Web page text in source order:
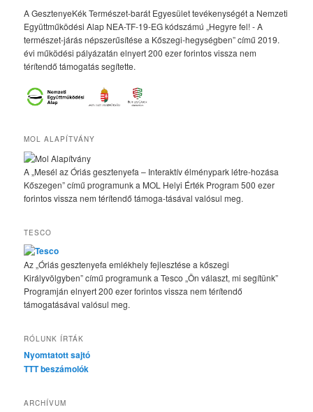
A GesztenyeKék Természet-barát Egyesület tevékenységét a Nemzeti
Együttműködési Alap NEA-TF-19-EG kódszámú „Hegyre fel! - A
természet-járás népszerűsítése a Kőszegi-hegységben” című 2019.
évi működési pályázatán elnyert 200 ezer forintos vissza nem
térítendő támogatás segítette.
MOL ALAPÍTVÁNY
A „Mesél az Óriás gesztenyefa – Interaktív élménypark létre-hozása
Kőszegen” című programunk a MOL Helyi Érték Program 500 ezer
forintos vissza nem térítendő támoga-tásával valósul meg.
TESCO
Az „Óriás gesztenyefa emlékhely fejlesztése a kőszegi
Királyvölgyben” című programunk a Tesco „Ön választ, mi segítünk”
Programján elnyert 200 ezer forintos vissza nem térítendő
támogatásával valósul meg.
RÓLUNK ÍRTÁK
Nyomtatott sajtó
TTT beszámolók
ARCHÍVUM